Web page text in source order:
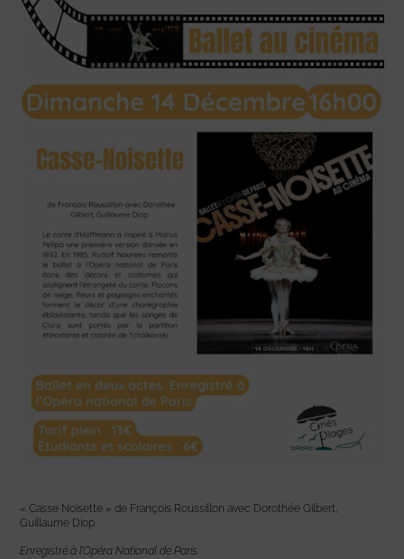
« Casse Noisette » de François Roussillon avec Dorothée Gilbert,
Guillaume Diop.
Enregistré à l’Opéra National de Paris.